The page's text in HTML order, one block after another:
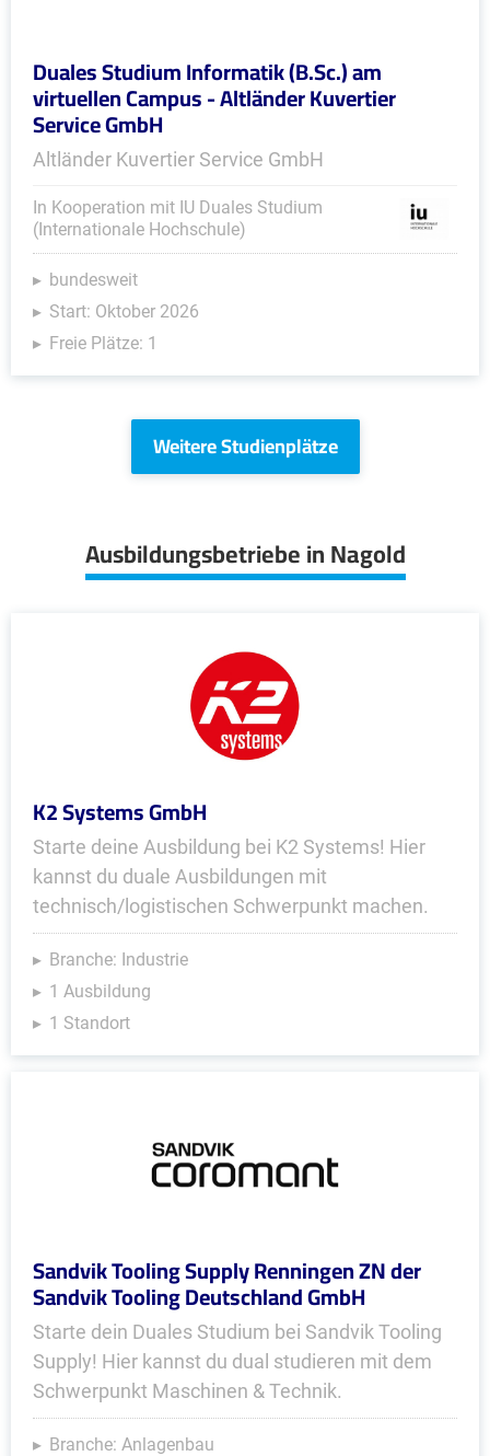
Duales Studium Informatik (B.Sc.) am
virtuellen Campus - Altländer Kuvertier
Service GmbH
Altländer Kuvertier Service GmbH
In Kooperation mit IU Duales Studium
(Internationale Hochschule)
bundesweit
Start: Oktober 2026
Freie Plätze: 1
Weitere Studienplätze
Ausbildungsbetriebe in Nagold
K2 Systems GmbH
Starte deine Ausbildung bei K2 Systems! Hier
kannst du duale Ausbildungen mit
technisch/logistischen Schwerpunkt machen.
Branche: Industrie
1 Ausbildung
1 Standort
Sandvik Tooling Supply Renningen ZN der
Sandvik Tooling Deutschland GmbH
Starte dein Duales Studium bei Sandvik Tooling
Supply! Hier kannst du dual studieren mit dem
Schwerpunkt Maschinen & Technik.
Branche: Anlagenbau